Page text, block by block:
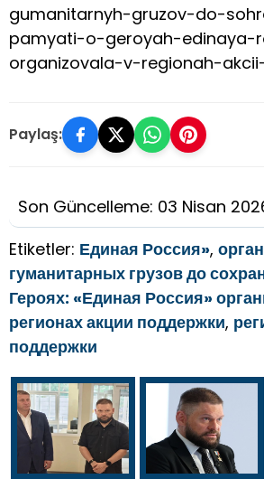
gumanitarnyh-gruzov-do-
pamyati-o-geroyah-edinaya-
organizovala-v-regionah-
Paylaş:
Son Güncelleme: 03 Nisan
Etiketler: Единая Россия»,
гуманитарных грузов до
Героях: «Единая Россия»
регионах акции поддержки,
поддержки